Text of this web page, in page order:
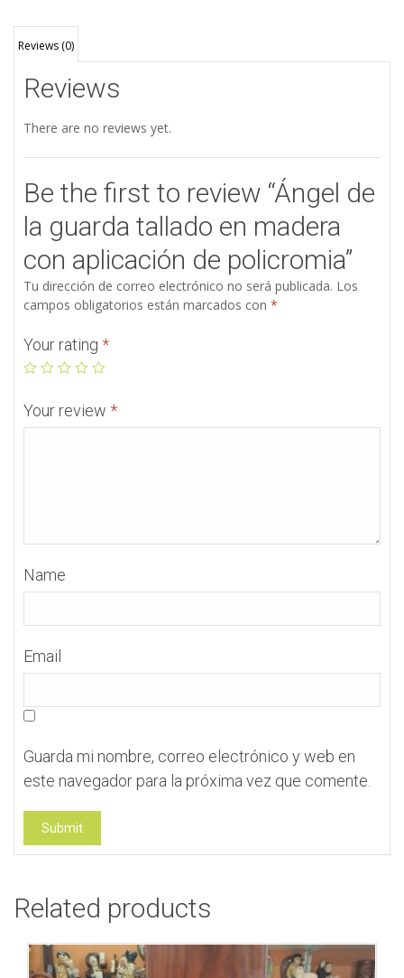
Reviews (0)
Reviews
There are no reviews yet.
Be the first to review “Ángel de
la guarda tallado en madera
con aplicación de policromia”
Tu dirección de correo electrónico no será publicada. Los
campos obligatorios están marcados con *
Your rating *
Your review *
Name
Email
Guarda mi nombre, correo electrónico y web en
este navegador para la próxima vez que comente.
Related products